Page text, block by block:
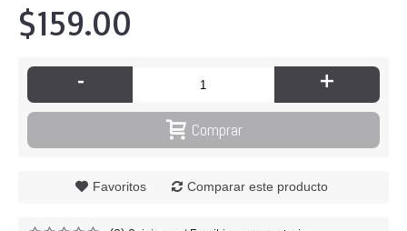
$159.00
- +
Comprar
Favoritos Comparar este producto